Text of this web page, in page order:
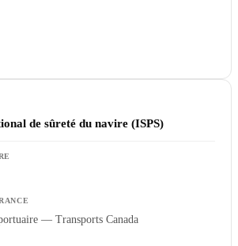
de sûreté du navire (ISPS)
— Transports Canada